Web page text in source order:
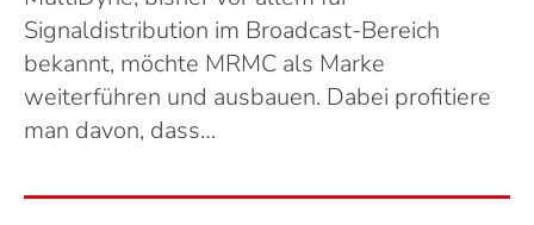
Signaldistribution im Broadcast-Bereich
bekannt, möchte MRMC als Marke
weiterführen und ausbauen. Dabei profitiere
man davon, dass…